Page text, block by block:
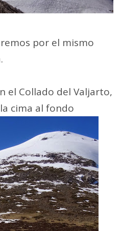
por el mismo
el Collado del Valjarto,
cima al fondo